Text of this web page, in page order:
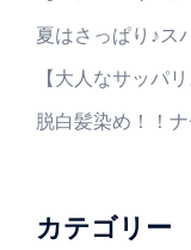
夏はさっぱり♪ス
【大人なサッパ
脱白髪染め！！
カテゴリー